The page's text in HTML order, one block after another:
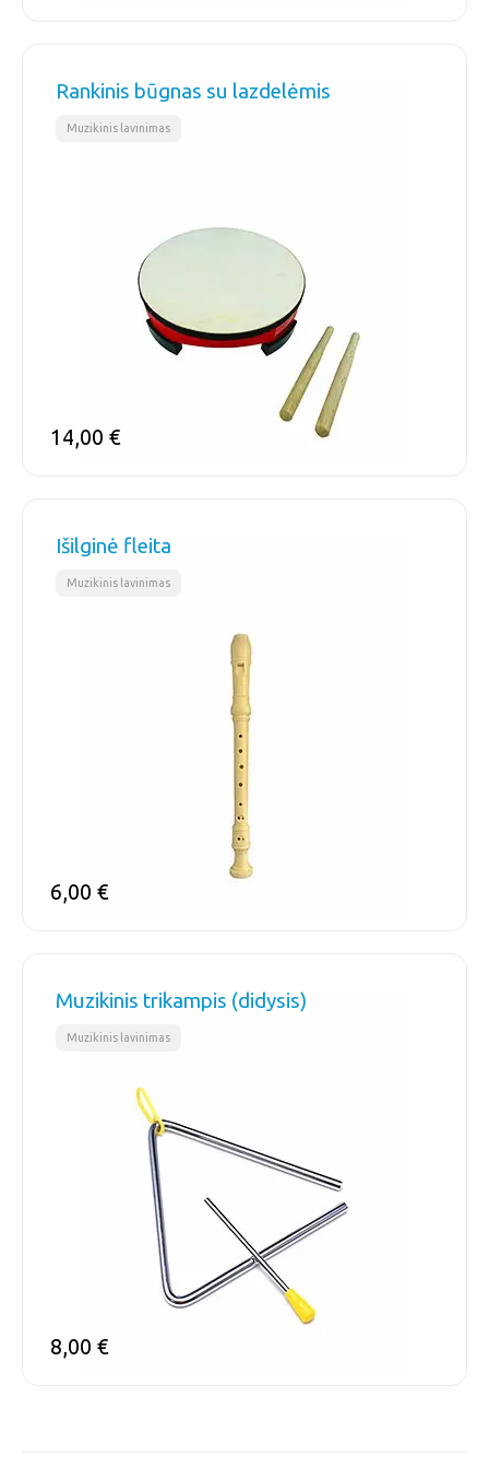
Rankinis būgnas su lazdelėmis
Muzikinis lavinimas
14,00 €
Išilginė fleita
Muzikinis lavinimas
6,00 €
Muzikinis trikampis (didysis)
Muzikinis lavinimas
8,00 €